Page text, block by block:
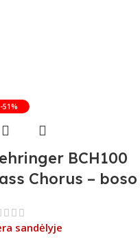
-51%
BCH100
Chorus – boso
sandėlyje